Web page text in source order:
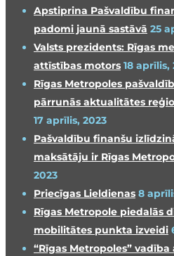
Apstiprina Pašvaldību
padomi jaunā sastāvā 25
Valsts prezidents: Rīgas
attīstības motors 18 aprīlis,
Rīgas Metropoles
pārrunās aktualitātes
17 aprīlis, 2023
Pašvaldību finanšu
maksātāju ir Rīgas
2023
Priecīgas Lieldienas 8
Rīgas Metropole piedalās
mobilitātes punkta izveidi
“Rīgas Metropoles”